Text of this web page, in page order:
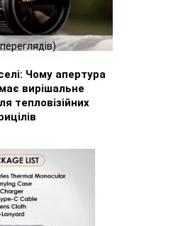
Чому апертура
вирішальне
тепловізійних